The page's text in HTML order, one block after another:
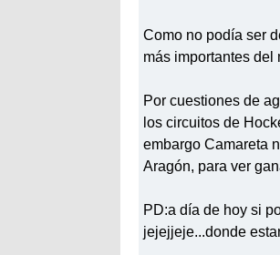
Como no podía ser
más importantes del
Por cuestiones de
los circuitos de
embargo Camareta
Aragón, para ver
PD:a día de hoy si
jejejjeje...donde